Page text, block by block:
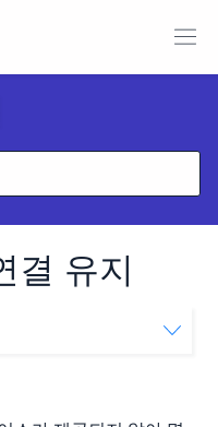
결 유지